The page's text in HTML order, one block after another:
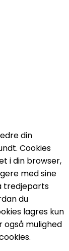
din
Cookies
i din browser,
med sine
tredjeparts
du
lagres kun
også mulighed